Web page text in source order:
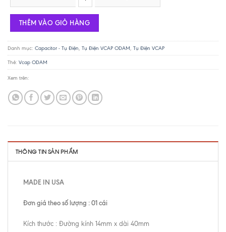
THÊM VÀO GIỎ HÀNG
Danh mục: Capacitor - Tụ Điện, Tụ Điện VCAP ODAM, Tụ Điện VCAP
Thẻ: Vcap ODAM
Xem trên:
THÔNG TIN SẢN PHẨM
MADE IN USA
Đơn giá theo số lượng : 01 cái
Kích thước : Đường kính 14mm x dài 40mm